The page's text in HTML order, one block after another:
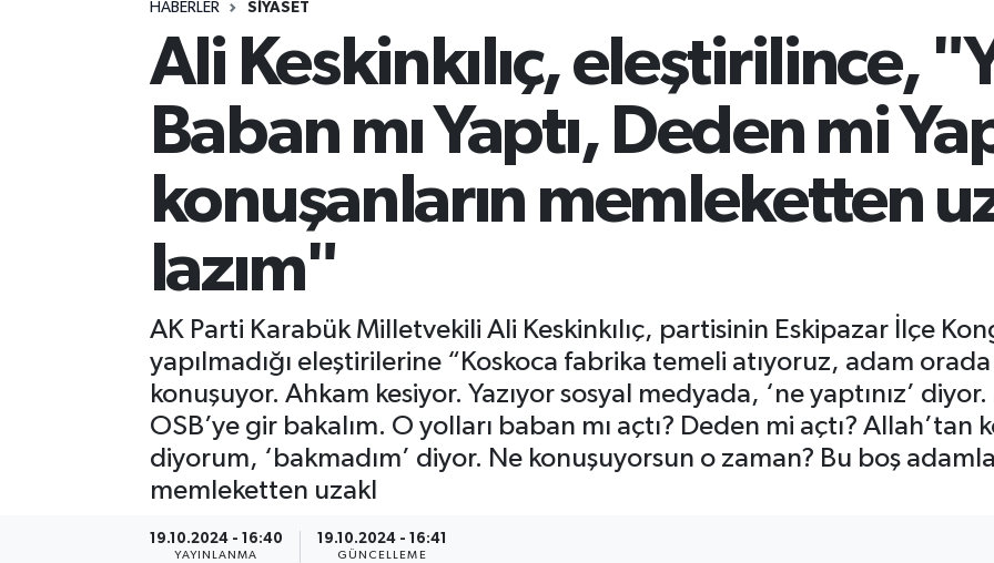
HABERLER SIYASET
Ali Keskinkılıç, eleştirilince,
Baban mı Yaptı, Deden mi
konuşanların memleketten
lazım"
AK Parti Karabük Milletvekili Ali Keskinkılıç, partisinin Eskipazar İlçe
yapılmadığı eleştirilerine “Koskoca fabrika temeli atıyoruz, adam
konuşuyor. Ahkam kesiyor. Yazıyor sosyal medyada, ‘ne yaptınız’
OSB’ye gir bakalım. O yolları baban mı açtı? Deden mi açtı? Allah’tan
diyorum, ‘bakmadım’ diyor. Ne konuşuyorsun o zaman? Bu boş
memleketten uzakl
19.10.2024 - 16:40
YAYINLANMA
19.10.2024 - 16:41
GÜNCELLEME